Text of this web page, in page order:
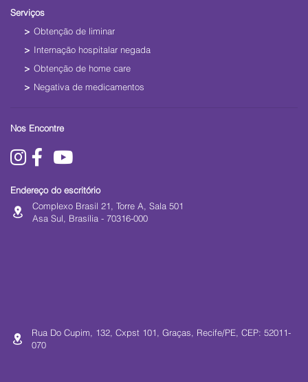
Serviços
Obtenção de liminar
Internação hospitalar negada
Obtenção de home care
Negativa de medicamentos
Nos Encontre
Endereço do escritório
Complexo Brasil 21, Torre A, Sala 501
Asa Sul, Brasília - 70316-000
Rua Do Cupim, 132, Cxpst 101, Graças, Recife/PE, CEP: 52011-
070